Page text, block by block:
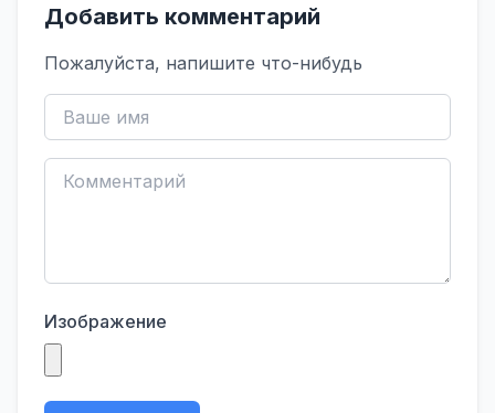
Добавить комментарий
Пожалуйста, напишите что-нибудь
Изображение